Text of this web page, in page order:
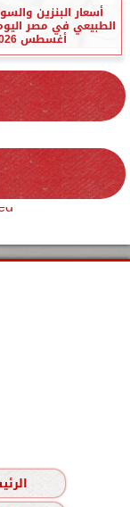
أسعار البنزين
أغسطس 2026